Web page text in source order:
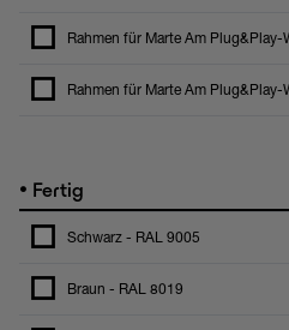
Rahmen für Marte Am
Rahmen für Marte Am
• Fertig
Schwarz - RAL 9005
Braun - RAL 8019